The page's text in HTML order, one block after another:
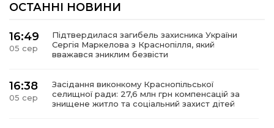
ОСТАННІ НОВИНИ
16:49
05 сер
Підтвердилася загибель захисника України
Сергія Маркелова з Краснопілля, який
вважався зниклим безвісти
16:38
05 сер
Засідання виконкому Краснопільської
селищної ради: 27,6 млн грн компенсацій за
знищене житло та соціальний захист дітей